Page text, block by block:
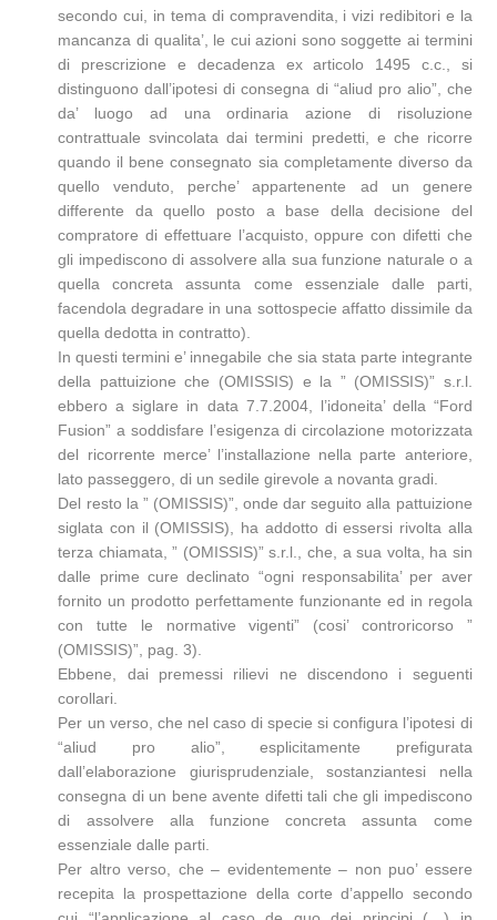
secondo cui, in tema di compravendita, i vizi redibitori e la
mancanza di qualita’, le cui azioni sono soggette ai termini
di prescrizione e decadenza ex articolo 1495 c.c., si
distinguono dall’ipotesi di consegna di “aliud pro alio”, che
da’ luogo ad una ordinaria azione di risoluzione
contrattuale svincolata dai termini predetti, e che ricorre
quando il bene consegnato sia completamente diverso da
quello venduto, perche’ appartenente ad un genere
differente da quello posto a base della decisione del
compratore di effettuare l’acquisto, oppure con difetti che
gli impediscono di assolvere alla sua funzione naturale o a
quella concreta assunta come essenziale dalle parti,
facendola degradare in una sottospecie affatto dissimile da
quella dedotta in contratto).
In questi termini e’ innegabile che sia stata parte integrante
della pattuizione che (OMISSIS) e la ” (OMISSIS)” s.r.l.
ebbero a siglare in data 7.7.2004, l’idoneita’ della “Ford
Fusion” a soddisfare l’esigenza di circolazione motorizzata
del ricorrente merce’ l’installazione nella parte anteriore,
lato passeggero, di un sedile girevole a novanta gradi.
Del resto la ” (OMISSIS)”, onde dar seguito alla pattuizione
siglata con il (OMISSIS), ha addotto di essersi rivolta alla
terza chiamata, ” (OMISSIS)” s.r.l., che, a sua volta, ha sin
dalle prime cure declinato “ogni responsabilita’ per aver
fornito un prodotto perfettamente funzionante ed in regola
con tutte le normative vigenti” (cosi’ controricorso ”
(OMISSIS)”, pag. 3).
Ebbene, dai premessi rilievi ne discendono i seguenti
corollari.
Per un verso, che nel caso di specie si configura l’ipotesi di
“aliud pro alio”, esplicitamente prefigurata
dall’elaborazione giurisprudenziale, sostanziantesi nella
consegna di un bene avente difetti tali che gli impediscono
di assolvere alla funzione concreta assunta come
essenziale dalle parti.
Per altro verso, che – evidentemente – non puo’ essere
recepita la prospettazione della corte d’appello secondo